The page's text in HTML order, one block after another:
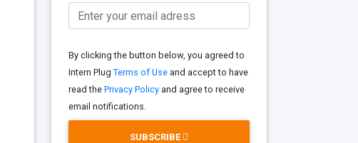
By clicking the button below, you agreed to
Intern Plug Terms of Useand accept to have
read the Privacy Policyand agree to receive
email notifications.
SUBSCRIBE